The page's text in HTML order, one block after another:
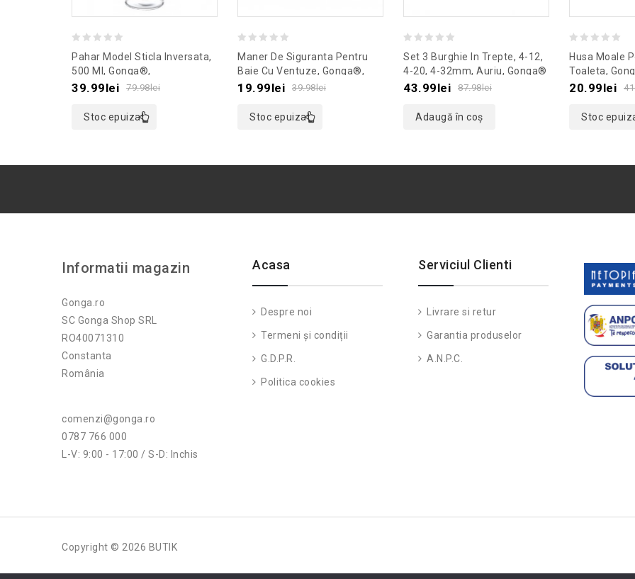
out
of
Pahar Model Sticla Inversata,
500 Ml, Gonga®,
Culoaremodel Transparent
79.98lei
39.99lei
Stoc epuizat
out
of
Maner De Siguranta Pentru
Baie Cu Ventuze, Gonga®,
Culoaremodel Verde
39.98lei
19.99lei
Stoc epuizat
out
of
Set 3 Burghie In Trepte, 4-12,
4-20, 4-32mm, Auriu, Gonga®
87.98lei
43.99lei
Adaugă în coș
out
of
Husa Moale
Toaleta,
20.99lei
Stoc
Informatii magazin
Gonga.ro
SC Gonga Shop SRL
RO40071310
Constanta
România
comenzi@gonga.ro
0787 766 000
L-V: 9:00 - 17:00 / S-D: Inchis
Acasa
Despre noi
Termeni și condiții
G.D.P.R.
Politica cookies
Serviciul Clienti
Livrare si retur
Garantia produselor
A.N.P.C.
Copyright © 2026 BUTIK